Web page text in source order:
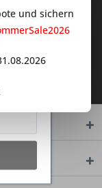
und sichern